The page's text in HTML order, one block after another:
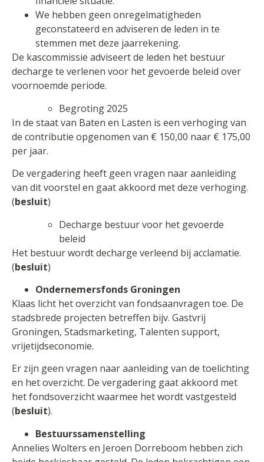
We hebben geen onregelmatigheden
geconstateerd en adviseren de leden in te
stemmen met deze jaarrekening.
De kascommissie adviseert de leden het bestuur
decharge te verlenen voor het gevoerde beleid over
voornoemde periode.
Begroting 2025
In de staat van Baten en Lasten is een verhoging van
de contributie opgenomen van € 150,00 naar € 175,00
per jaar.
De vergadering heeft geen vragen naar aanleiding
van dit voorstel en gaat akkoord met deze verhoging.
(besluit)
Decharge bestuur voor het gevoerde
beleid
Het bestuur wordt decharge verleend bij acclamatie.
(besluit)
Ondernemersfonds Groningen
Klaas licht het overzicht van fondsaanvragen toe. De
stadsbrede projecten betreffen bijv. Gastvrij
Groningen, Stadsmarketing, Talenten support,
vrijetijdseconomie.
Er zijn geen vragen naar aanleiding van de toelichting
en het overzicht. De vergadering gaat akkoord met
het fondsoverzicht waarmee het wordt vastgesteld
(besluit).
Bestuurssamenstelling
Annelies Wolters en Jeroen Dorreboom hebben zich